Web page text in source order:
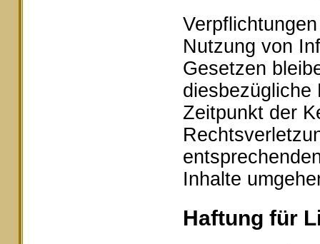
Nutzung von
Gesetzen
diesbezügliche
Zeitpunkt der
Inhalte
Haftung für